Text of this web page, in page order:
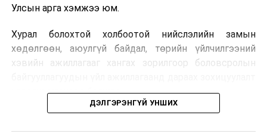
Улсын арга хэмжээ юм.
Хурал болохтой холбоотой нийслэлийн замын
хөдөлгөөн, аюулгүй байдал, төрийн үйлчилгээний
хэвийн ажиллагааг хангах зорилгоор боловсролын
хэрэгжүүлэхээр болжээ .
ДЭЛГЭРЭНГҮЙ УНШИХ